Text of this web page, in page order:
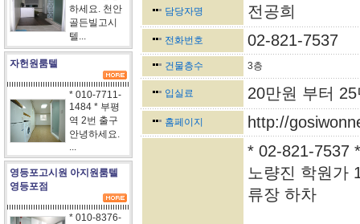
하세요. 천안
골든빌고시
텔...
자헌원룸텔
* 010-7711-
1484 * 부평
역 2번 출구
안녕하세요.
...
영등포고시원 아지원룸텔
영등포점
* 010-8376-
담당자명 전공희
전화번호 02-821-7537
건물층수 3층
입실료 20만원 부터
홈페이지
http://
* 02-821-7537
노량진 학원가
류장 하차